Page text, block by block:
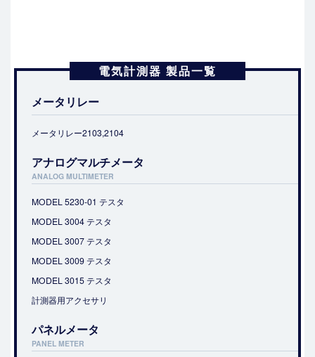
電気計測器 製品一覧
メータリレー
メータリレー2103,2104
アナログマルチメータ
ANALOG MULTIMETER
MODEL 5230-01 テスタ
MODEL 3004 テスタ
MODEL 3007 テスタ
MODEL 3009 テスタ
MODEL 3015 テスタ
計測器用アクセサリ
パネルメータ
PANEL METER